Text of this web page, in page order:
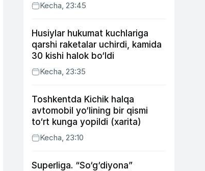
Kecha, 23:45
Husiylar hukumat kuchlariga
qarshi raketalar uchirdi, kamida
30 kishi halok bo‘ldi
Kecha, 23:35
Toshkentda Kichik halqa
avtomobil yo‘lining bir qismi
to‘rt kunga yopildi (xarita)
Kecha, 23:10
Superliga. “So‘g‘diyona”